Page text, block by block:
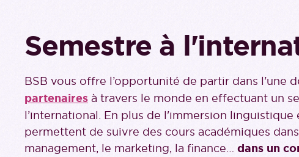
Semestre à
BSB vous offre l’opportunité de partir dans l'une
partenaires à travers le monde en effectuant un
l’international. En plus de l'immersion linguistique
permettent de suivre des cours académiques
management, le marketing, la finance… dans un